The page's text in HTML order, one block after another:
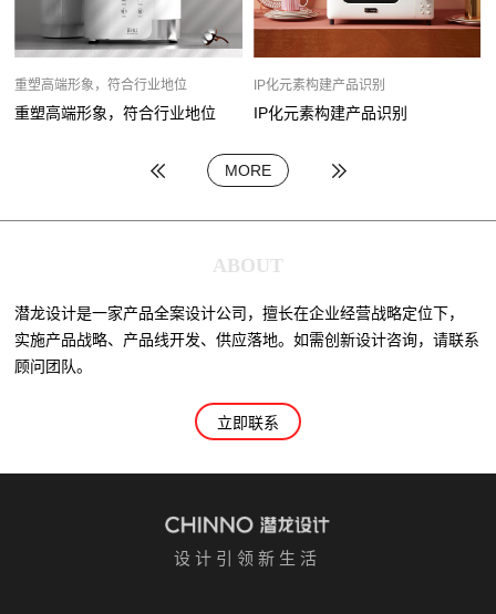
重塑高端形象，符合行业地位
重塑高端形象，符合行业地位
IP化元素构建产品识别
IP化元素构建产品识别
MORE
ABOUT
潜龙设计是一家产品全案设计公司，擅长在企业经营战略定位下，
实施产品战略、产品线开发、供应落地。如需创新设计咨询，请联系
顾问团队。
立即联系
设计引领新生活